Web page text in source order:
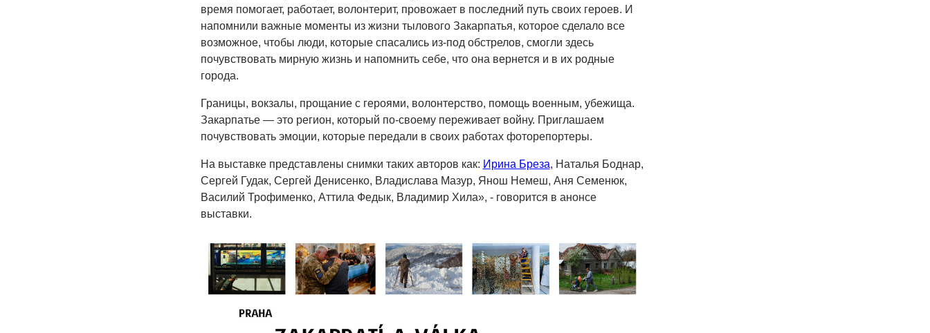
время помогает, работает, волонтерит, провожает в последний путь своих героев. И
напомнили важные моменты из жизни тылового Закарпатья, которое сделало все
возможное, чтобы люди, которые спасались из-под обстрелов, смогли здесь
почувствовать мирную жизнь и напомнить себе, что она вернется и в их родные
города.
Границы, вокзалы, прощание с героями, волонтерство, помощь военным, убежища.
Закарпатье — это регион, который по-своему переживает войну. Приглашаем
почувствовать эмоции, которые передали в своих работах фоторепортеры.
На выставке представлены снимки таких авторов как: Ирина Бреза, Наталья Боднар,
Сергей Гудак, Сергей Денисенко, Владислава Мазур, Янош Немеш, Аня Семенюк,
Василий Трофименко, Аттила Федык, Владимир Хила», - говорится в анонсе
выставки.